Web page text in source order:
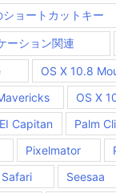
ョートカットキー
ーション関連
OS X 10.8
OS X
Capitan
Palm
Pixelmator
Safari Seesaa